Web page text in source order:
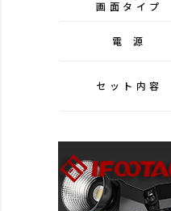
画面タイプ
電源
セット内容